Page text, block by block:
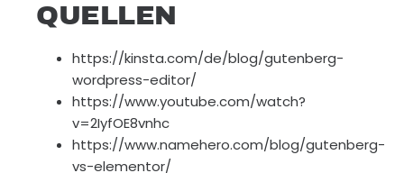
QUELLEN
https://kinsta.com/de/blog/gutenberg-
wordpress-editor/
https://www.youtube.com/watch?
v=2IyfOE8vnhc
https://www.namehero.com/blog/gutenberg-
vs-elementor/